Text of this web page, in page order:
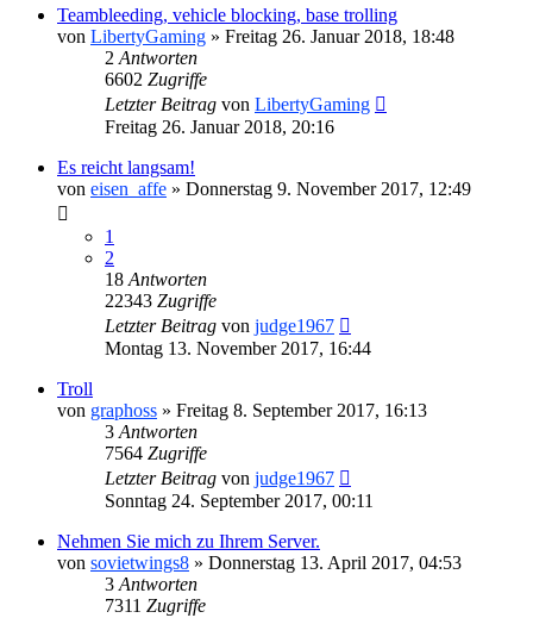
Teambleeding, vehicle blocking, base trolling
von LibertyGaming » Freitag 26. Januar 2018, 18:48
2 Antworten
6602 Zugriffe
Letzter Beitrag von LibertyGaming
Freitag 26. Januar 2018, 20:16
Es reicht langsam!
von eisen_affe » Donnerstag 9. November 2017, 12:49
1
2
18 Antworten
22343 Zugriffe
Letzter Beitrag von judge1967
Montag 13. November 2017, 16:44
Troll
von graphoss » Freitag 8. September 2017, 16:13
3 Antworten
7564 Zugriffe
Letzter Beitrag von judge1967
Sonntag 24. September 2017, 00:11
Nehmen Sie mich zu Ihrem Server.
von sovietwings8 » Donnerstag 13. April 2017, 04:53
3 Antworten
7311 Zugriffe